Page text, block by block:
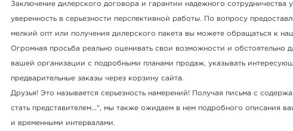
Заключение дилерского договора и гарантии надежного сотрудничества
уверенность в серьезности перспективной работы. По вопросу
мелкий опт или получения дилерского пакета вы можете обращаться к
Огромная просьба реально оценивать свои возможности и обстоятельно
вашей организации с подробными планами продаж, указывать
предварительные заказы через корзину сайта.
Друзья! Это называется серьезность намерений! Получая письма с
стать представителем...", мы также ожидаем в нем подробного описания
и временными интервалами.